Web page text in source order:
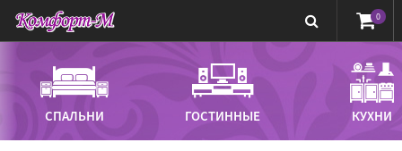
0
СПАЛЬНИ ГОСТИННЫЕ КУХНИ